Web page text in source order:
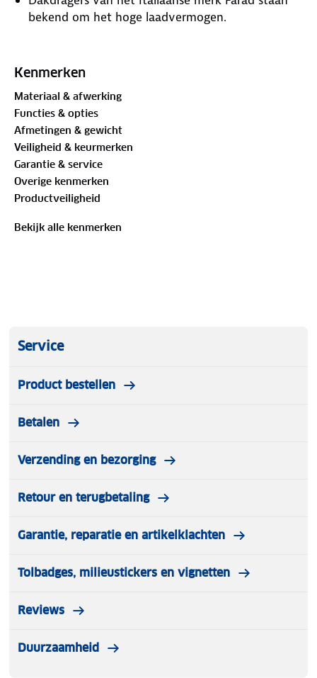
bekend om het hoge laadvermogen.
TUV gecertificeerd.
Gebruiksklaar om gemonteerd te worden (ready
to fit).
Geen extra gereedschap nodig dan meegeleverde
sleutel.
Kenmerken
Materiaal & afwerking
Functies & opties
Afmetingen & gewicht
Veiligheid & keurmerken
Garantie & service
Overige kenmerken
Productveiligheid
Bekijk alle kenmerken
Service
Product bestellen
Betalen
Verzending en bezorging
Retour en terugbetaling
Garantie, reparatie en artikelklachten
Tolbadges, milieustickers en vignetten
Reviews
Duurzaamheid